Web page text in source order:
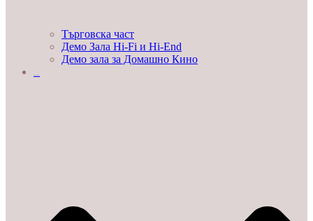
Търговска част
Демо Зала Hi-Fi и Hi-End
Демо зала за Домашно Кино